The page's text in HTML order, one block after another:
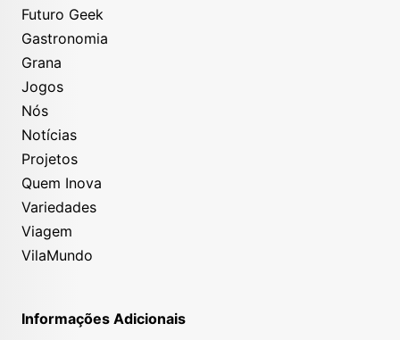
Futuro Geek
Gastronomia
Grana
Jogos
Nós
Notícias
Projetos
Quem Inova
Variedades
Viagem
VilaMundo
Informações Adicionais